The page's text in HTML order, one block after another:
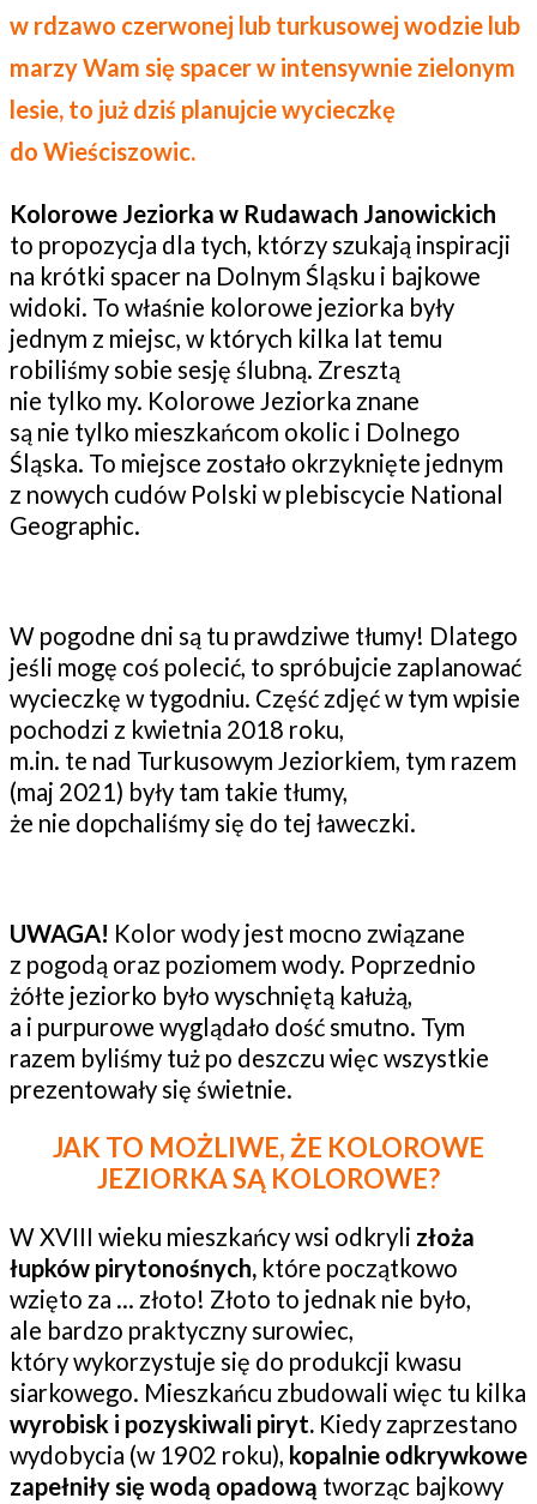
w rdzawo czerwonej lub turkusowej wodzie lub
marzy Wam się spacer w intensywnie zielonym
lesie, to już dziś planujcie wycieczkę
do Wieściszowic.
Kolorowe Jeziorka w Rudawach Janowickich
to propozycja dla tych, którzy szukają inspiracji
na krótki spacer na Dolnym Śląsku i bajkowe
widoki. To właśnie kolorowe jeziorka były
jednym z miejsc, w których kilka lat temu
robiliśmy sobie sesję ślubną. Zresztą
nie tylko my. Kolorowe Jeziorka znane
są nie tylko mieszkańcom okolic i Dolnego
Śląska. To miejsce zostało okrzyknięte jednym
z nowych cudów Polski w plebiscycie National
Geographic.
W pogodne dni są tu prawdziwe tłumy! Dlatego
jeśli mogę coś polecić, to spróbujcie zaplanować
wycieczkę w tygodniu. Część zdjęć w tym wpisie
pochodzi z kwietnia 2018 roku,
m.in. te nad Turkusowym Jeziorkiem, tym razem
(maj 2021) były tam takie tłumy,
że nie dopchaliśmy się do tej ławeczki.
UWAGA! Kolor wody jest mocno związane
z pogodą oraz poziomem wody. Poprzednio
żółte jeziorko było wyschniętą kałużą,
a i purpurowe wyglądało dość smutno. Tym
razem byliśmy tuż po deszczu więc wszystkie
prezentowały się świetnie.
JAK TO MOŻLIWE, ŻE KOLOROWE
JEZIORKA SĄ KOLOROWE?
W XVIII wieku mieszkańcy wsi odkryli złoża
łupków pirytonośnych, które początkowo
wzięto za … złoto! Złoto to jednak nie było,
ale bardzo praktyczny surowiec,
który wykorzystuje się do produkcji kwasu
siarkowego. Mieszkańcu zbudowali więc tu kilka
wyrobisk i pozyskiwali piryt. Kiedy zaprzestano
wydobycia (w 1902 roku), kopalnie odkrywkowe
zapełniły się wodą opadową tworząc bajkowy